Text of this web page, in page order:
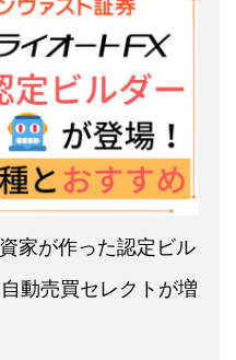
家が作った認定ビル
動売買セレクトが増